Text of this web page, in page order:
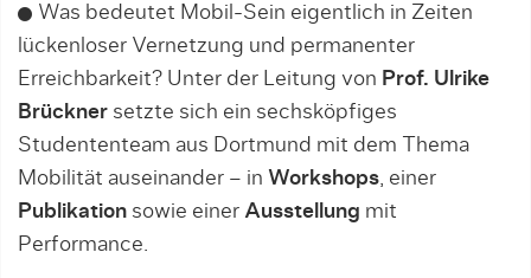
Was bedeutet Mobil-Sein eigentlich in Zeiten
lückenloser Vernetzung und permanenter
Erreichbarkeit? Unter der Leitung von Prof. Ulrike
Brückner setzte sich ein sechsköpfiges
Studententeam aus Dortmund mit dem Thema
Mobilität auseinander – in Workshops , einer
Publikation sowie einer Ausstellung mit
Performance.